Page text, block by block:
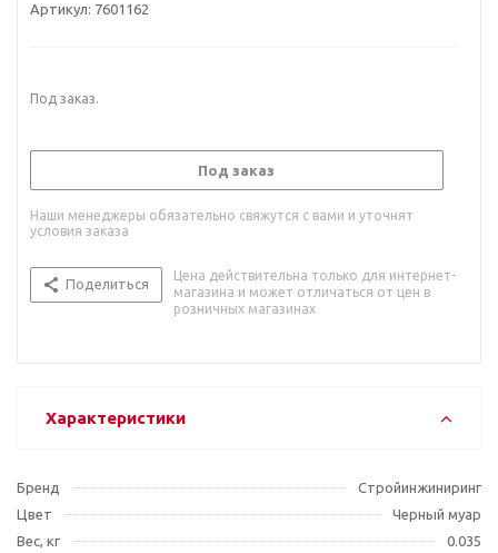
Артикул: 7601162
Под заказ.
Под заказ
Наши менеджеры обязательно свяжутся с вами и уточнят
условия заказа
Поделиться
Цена действительна только для интернет-
магазина и может отличаться от цен в
розничных магазинах
Характеристики
Бренд
Стройинжиниринг
Цвет
Черный муар
Вес, кг
0.035